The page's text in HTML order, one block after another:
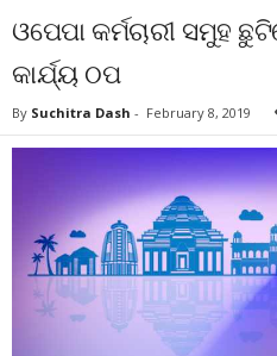
ଓପେପା କର୍ମଚାରୀ ସମୁହ
କାର୍ଯ୍ୟ ଠପ
By Suchitra Dash - February 8, 2019